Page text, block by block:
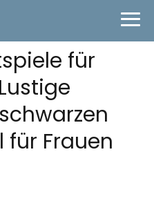
für
für Frauen